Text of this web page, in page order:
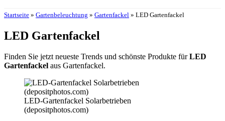
Startseite » Gartenbeleuchtung » Gartenfackel » LED Gartenfackel
LED Gartenfackel
Finden Sie jetzt neueste Trends und schönste Produkte fürLED
Gartenfackel aus Gartenfackel.
LED-Gartenfackel Solarbetrieben
(depositphotos.com)